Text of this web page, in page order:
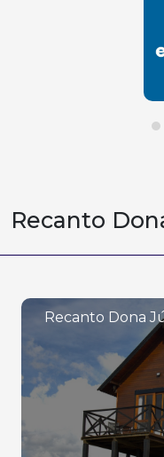
Recanto
Recanto Dona